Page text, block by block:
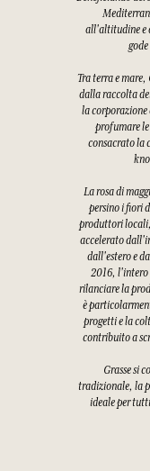
all'altitudine e
Tra terra e mare,
dalla raccolta
la
profumare
consacrato la
La rosa di
persino i fiori
produttori
accelerato
dall'estero e
2016, l'intero
rilanciare la
è
progetti e la
contribuito a
Grasse si
tradizionale, la
ideale per